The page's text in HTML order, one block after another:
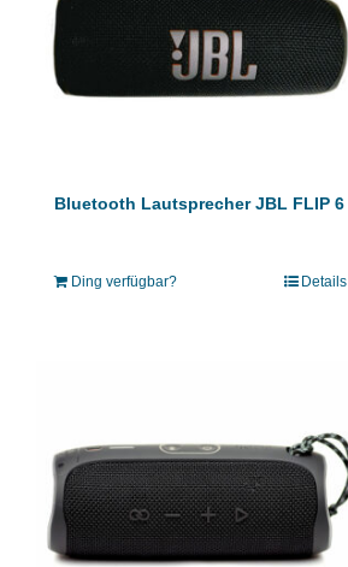
Bluetooth Lautsprecher JBL FLIP 6
Ding verfügbar? Details